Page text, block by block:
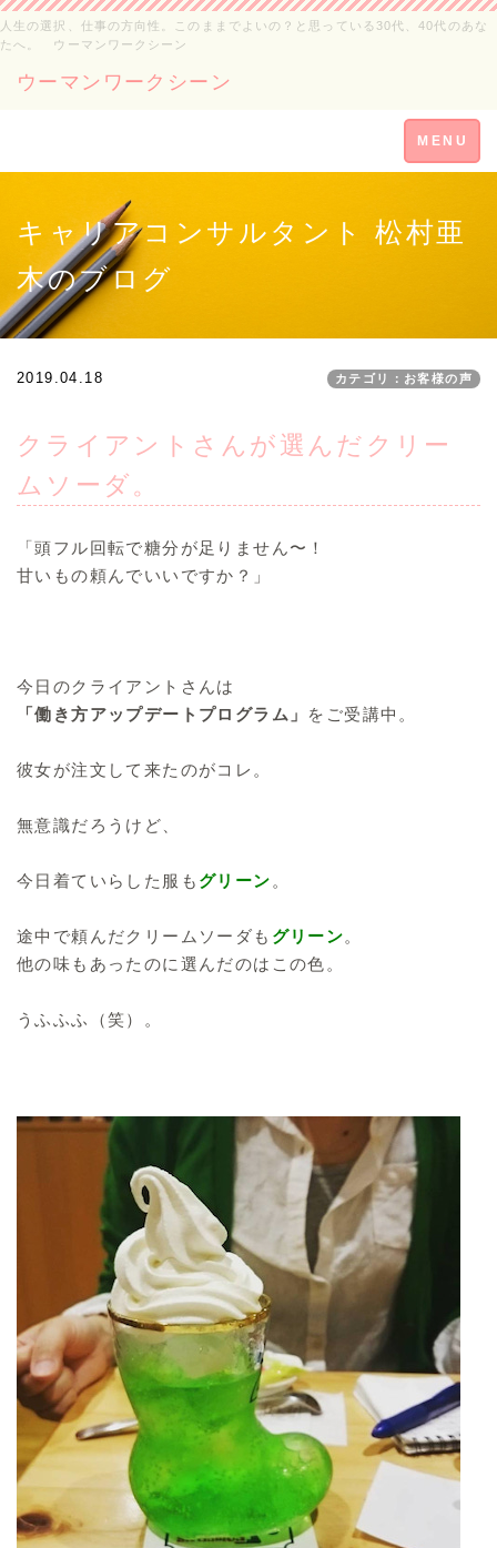
人生の選択、仕事の方向性。このままでよいの？と思っている30代、40代のあな
たへ。 ウーマンワークシーン
ウーマンワークシーン
Toggle
navigation
MENU
キャリアコンサルタント 松村亜
木のブログ
2019.04.18 カテゴリ：お客様の声
クライアントさんが選んだクリー
ムソーダ。
「頭フル回転で糖分が足りません〜！
甘いもの頼んでいいですか？」
今日のクライアントさんは
「働き方アップデートプログラム」 をご受講中。
彼女が注文して来たのがコレ。
無意識だろうけど、
今日着ていらした服も グリーン 。
途中で頼んだクリームソーダも グリーン。
他の味もあったのに選んだのはこの色。
うふふふ（笑）。